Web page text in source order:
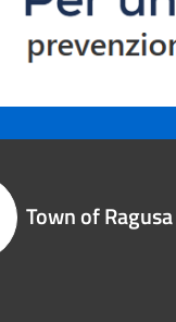
Town of Ragusa